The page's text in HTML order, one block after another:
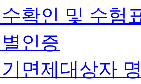
확인 및 수험
인증
면제대상자